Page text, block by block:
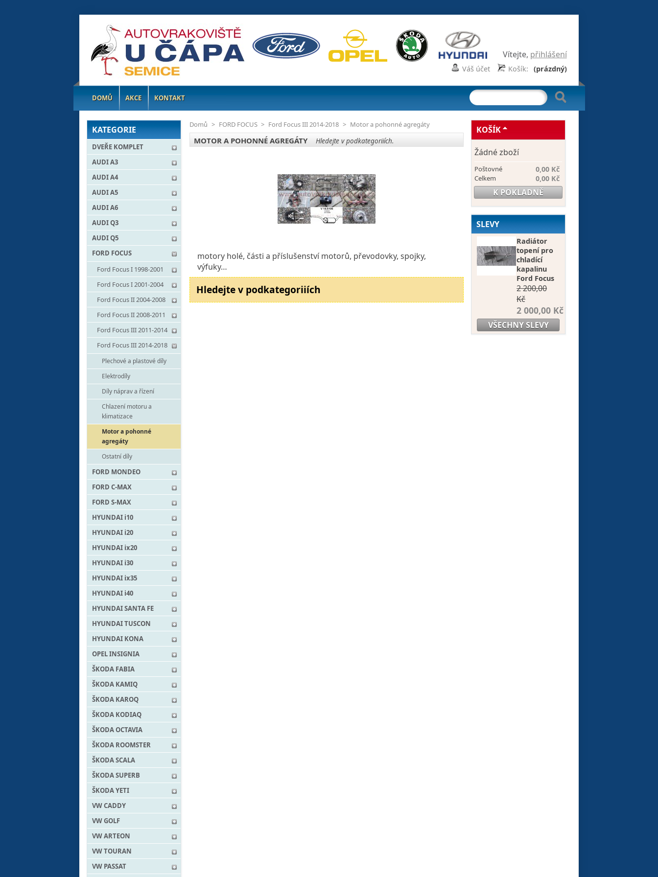
Vítejte, přihlášení
Košík: (prázdný)
Váš účet
DOMŮ AKCE KONTAKT
KATEGORIE
DVEŘE KOMPLET
AUDI A3
AUDI A4
AUDI A5
AUDI A6
AUDI Q3
AUDI Q5
FORD FOCUS
Ford Focus I 1998-2001
Ford Focus I 2001-2004
Ford Focus II 2004-2008
Ford Focus II 2008-2011
Ford Focus III 2011-2014
Ford Focus III 2014-2018
Plechové a plastové díly
Elektrodíly
Díly náprav a řízení
Chlazení motoru a
klimatizace
Motor a pohonné
agregáty
Ostatní díly
FORD MONDEO
FORD C-MAX
FORD S-MAX
HYUNDAI i10
HYUNDAI i20
HYUNDAI ix20
HYUNDAI i30
HYUNDAI ix35
HYUNDAI i40
HYUNDAI SANTA FE
HYUNDAI TUSCON
HYUNDAI KONA
OPEL INSIGNIA
ŠKODA FABIA
ŠKODA KAMIQ
ŠKODA KAROQ
ŠKODA KODIAQ
ŠKODA OCTAVIA
ŠKODA ROOMSTER
ŠKODA SCALA
ŠKODA SUPERB
ŠKODA YETI
VW CADDY
VW GOLF
VW ARTEON
VW TOURAN
VW PASSAT
Domů > FORD FOCUS > Ford Focus III 2014-2018 > Motor a pohonné agregáty
MOTOR A POHONNÉ AGREGÁTY Hledejte v podkategoriiích.
motory holé, části a příslušenství motorů, převodovky, spojky,
výfuky…
Hledejte v podkategoriiích
KOŠÍK
Žádné zboží
Poštovné 0,00 Kč
Celkem 0,00 Kč
K POKLADNĚ
SLEVY
Radiátor
topení pro
chladící
kapalinu
Ford Focus
2 200,00
Kč
2 000,00 Kč
VŠECHNY SLEVY